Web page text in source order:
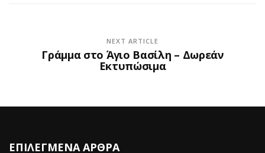
NEXT ARTICLE
Γράμμα στο Άγιο Βασίλη – Δωρεάν
Εκτυπώσιμα
ΕΠΙΛΕΓΜΕΝΑ ΑΡΘΡΑ